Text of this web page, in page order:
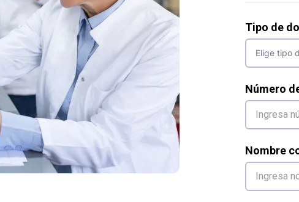
Tipo de
Número
Nombre